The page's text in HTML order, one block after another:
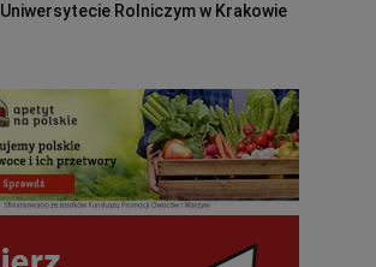
Uniwersytecie Rolniczym w Krakowie